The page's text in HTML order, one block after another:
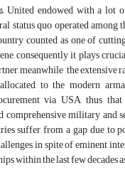
United endowed with a lot
status quo operated among
counted as one of
consequently it plays
meanwhile the extensive
to the modern
via USA, thus
comprehensive military and
suffer from a gap due to
in spite of eminent
within the last few decades